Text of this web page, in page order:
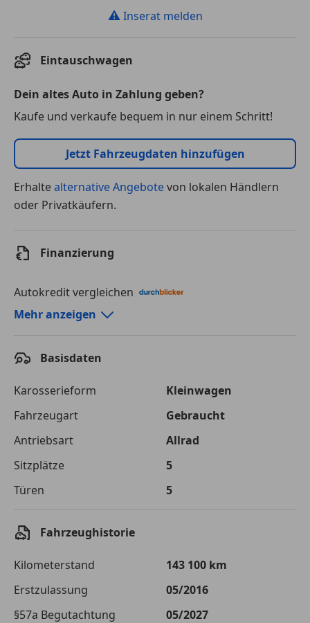
⚠ Inserat melden
Eintauschwagen
Dein altes Auto in Zahlung geben?
Kaufe und verkaufe bequem in nur einem Schritt!
Jetzt Fahrzeugdaten hinzufügen
Erhaltealternative Angebotevon lokalen Händlern
oder Privatkäufern.
Finanzierung
Autokredit vergleichen
Autokredit-Rechner von durchblicker.at
Laufzeit
120 Monate
Kreditbetrag
€ 34 000,-
Zu zahlender
Gesamtbetrag
€ 47 899,-
Effektivzinsatz
Sollzinssatz
7,25 %
Monatliche Rate € 399,16
Mehr anzeigen
Basisdaten
Karosserieform
Kleinwagen
Fahrzeugart
Gebraucht
Antriebsart
Allrad
Sitzplätze
5
Türen
5
Fahrzeughistorie
Kilometerstand
143 100 km
Erstzulassung
05/2016
§57a Begutachtung
05/2027